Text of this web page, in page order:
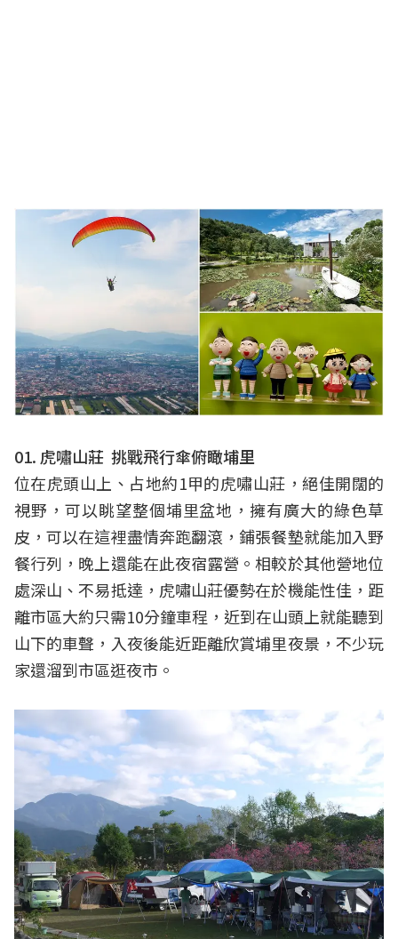
01. 虎嘯山莊 挑戰飛行傘俯瞰埔里
位在虎頭山上、占地約1甲的虎嘯山莊，絕佳開闊的
視野，可以眺望整個埔里盆地，擁有廣大的綠色草
皮，可以在這裡盡情奔跑翻滾，鋪張餐墊就能加入野
餐行列，晚上還能在此夜宿露營。相較於其他營地位
處深山、不易抵達，虎嘯山莊優勢在於機能性佳，距
離市區大約只需10分鐘車程，近到在山頭上就能聽到
山下的車聲，入夜後能近距離欣賞埔里夜景，不少玩
家還溜到市區逛夜市。